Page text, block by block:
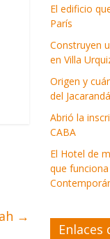
→
El edificio
París
Construyen
en Villa
Origen y
del Jacarandá
Abrió la
CABA
El Hotel de
que
Enlaces